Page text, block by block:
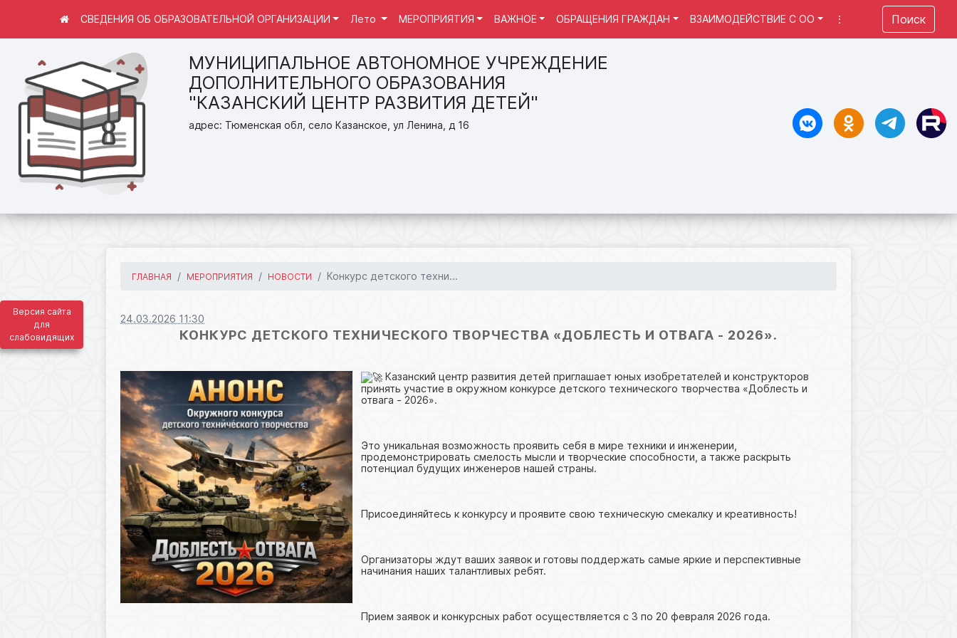
Версия сайта
для
слабовидящих
МУНИЦИПАЛЬНОЕ АВТОНОМНОЕ УЧРЕЖДЕНИЕ
ДОПОЛНИТЕЛЬНОГО ОБРАЗОВАНИЯ
"КАЗАНСКИЙ ЦЕНТР РАЗВИТИЯ ДЕТЕЙ"
адрес: Тюменская обл, село Казанское, ул Ленина, д 16
СВЕДЕНИЯ ОБ ОБРАЗОВАТЕЛЬНОЙ ОРГАНИЗАЦИИ Лето МЕРОПРИЯТИЯ ВАЖНОЕ ОБРАЩЕНИЯ ГРАЖДАН ВЗАИМОДЕЙСТВИЕ С ОО ⋮ Поиск
ГЛАВНАЯ МЕРОПРИЯТИЯ НОВОСТИ Конкурс детского техни...
24.03.2026 11:30
КОНКУРС ДЕТСКОГО ТЕХНИЧЕСКОГО ТВОРЧЕСТВА «ДОБЛЕСТЬ И ОТВАГА - 2026».
Казанский центр развития детей приглашает юных изобретателей и конструкторов
принять участие в окружном конкурсе детского технического творчества «Доблесть и
отвага - 2026».
Это уникальная возможность проявить себя в мире техники и инженерии,
продемонстрировать смелость мысли и творческие способности, а также раскрыть
потенциал будущих инженеров нашей страны.
Присоединяйтесь к конкурсу и проявите свою техническую смекалку и креативность!
Организаторы ждут ваших заявок и готовы поддержать самые яркие и перспективные
начинания наших талантливых ребят.
Прием заявок и конкурсных работ осуществляется с 3 по 20 февраля 2026 года.